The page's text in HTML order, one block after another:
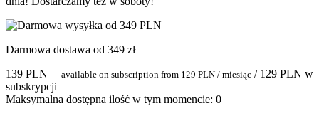
Darmowa dostawa od 349 zł
139 PLN — available on subscription from 129 PLN / miesiąc / 129 PLN w
subskrypcji
Maksymalna dostępna ilość w tym momencie: 0